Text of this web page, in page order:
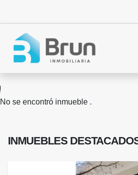
No se encontró inmueble .
INMUEBLES